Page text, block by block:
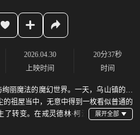
2026.04.30
上映时间
20分37秒
时间
丽魔法的魔幻世界。一天，乌山镇的没
祖屋当中，无意中得到一枚看似普通的
转变。在戒灵德林·柯沃